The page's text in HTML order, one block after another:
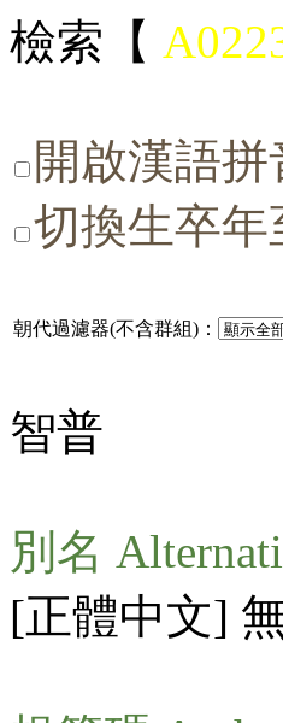
檢索【
開啟漢語
切換生卒
朝代過濾器(不含群組)：
智普
別名
[正體中文]